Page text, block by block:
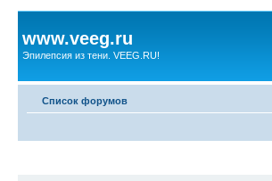
www.veeg.ru
Эпилепсия из тени. VEEG.RU!
Список форумов